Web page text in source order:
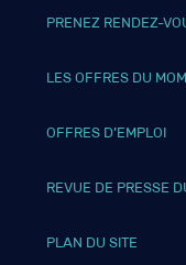
PRENEZ RENDEZ-
LES OFFRES DU
OFFRES D’EMPLOI
REVUE DE PRESSE
PLAN DU SITE